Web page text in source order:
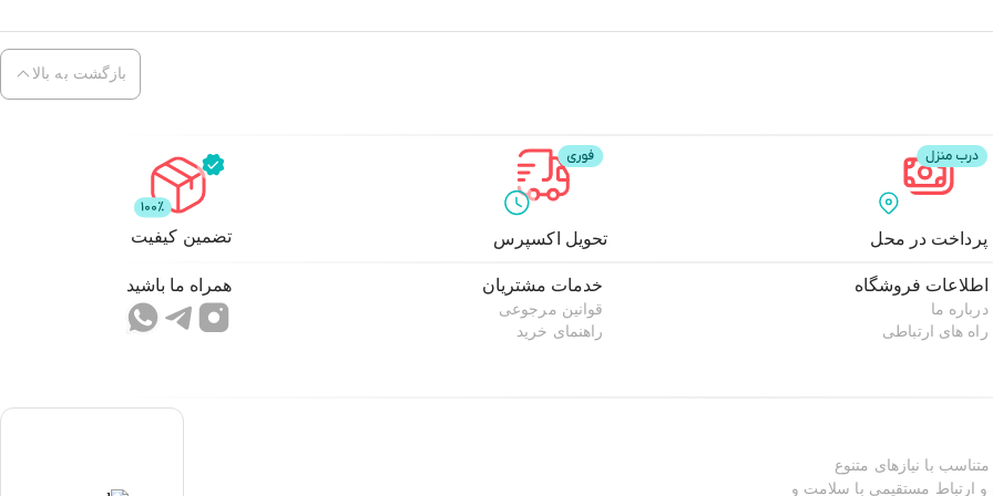
کنید
بازگشت به بالا
پرداخت در محل تحویل اکسپرس تضمین کیفیت
اطلاعات فروشگاه
درباره ما
راه های ارتباطی
خدمات مشتریان
قوانین مرجوعی
راهنمای خرید
همراه ما باشید
با نیازهای متنوع
ارتباط مستقیمی با سلامت و